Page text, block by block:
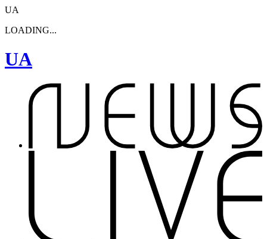
UA
LOADING...
UA